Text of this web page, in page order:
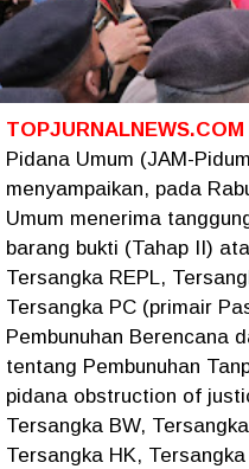
TOPJURNALNEWS.COM
Pidana Umum (JAM-
menyampaikan, pada
Umum menerima
barang bukti (Tahap II)
Tersangka REPL,
Tersangka PC (primair
Pembunuhan Berencana
tentang Pembunuhan
pidana obstruction of
Tersangka BW,
Tersangka HK,